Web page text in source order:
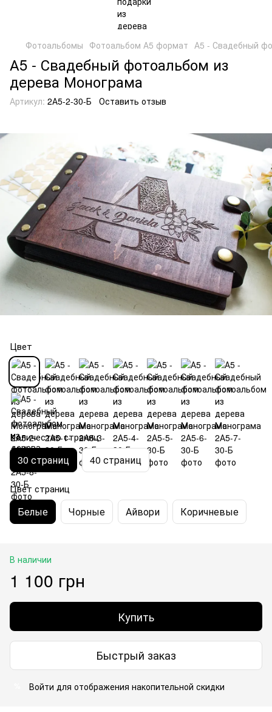
Фотоальбомы Фотоальбом А5 формат А5 - Свадебный
А5 - Свадебный фотоальбом из
дерева Монограма
Артикул: 2А5-2-30-Б Оставить отзыв
Цвет
Количество страниц
30 страниц 40 страниц
Цвет страниц
Белые Чорные Айвори Коричневые
В наличии
1 100 грн
Купить
Быстрый заказ
Войти для отображения накопительной скидки